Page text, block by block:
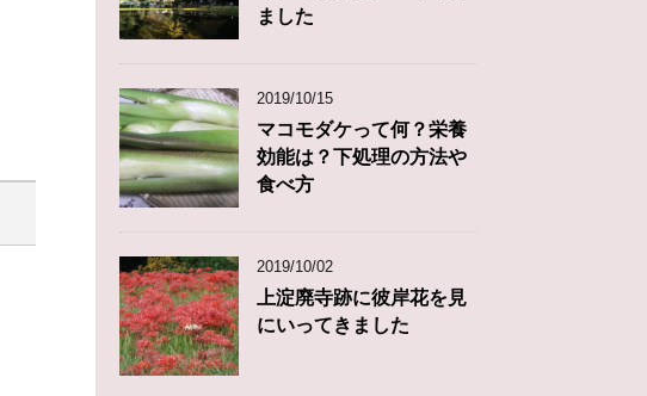
ました
2019/10/15
マコモダケって何？栄養
効能は？下処理の方法や
食べ方
2019/10/02
上淀廃寺跡に彼岸花を見
にいってきました